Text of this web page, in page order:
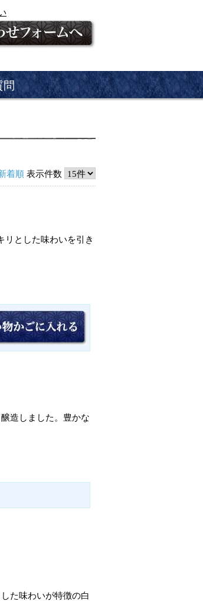
問
着順 表示件数
リとした味わいを引き
造しました。豊かな
た味わいが特徴の白